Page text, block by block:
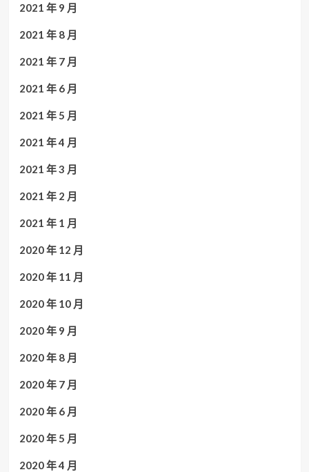
2021 年 9 月
2021 年 8 月
2021 年 7 月
2021 年 6 月
2021 年 5 月
2021 年 4 月
2021 年 3 月
2021 年 2 月
2021 年 1 月
2020 年 12 月
2020 年 11 月
2020 年 10 月
2020 年 9 月
2020 年 8 月
2020 年 7 月
2020 年 6 月
2020 年 5 月
2020 年 4 月